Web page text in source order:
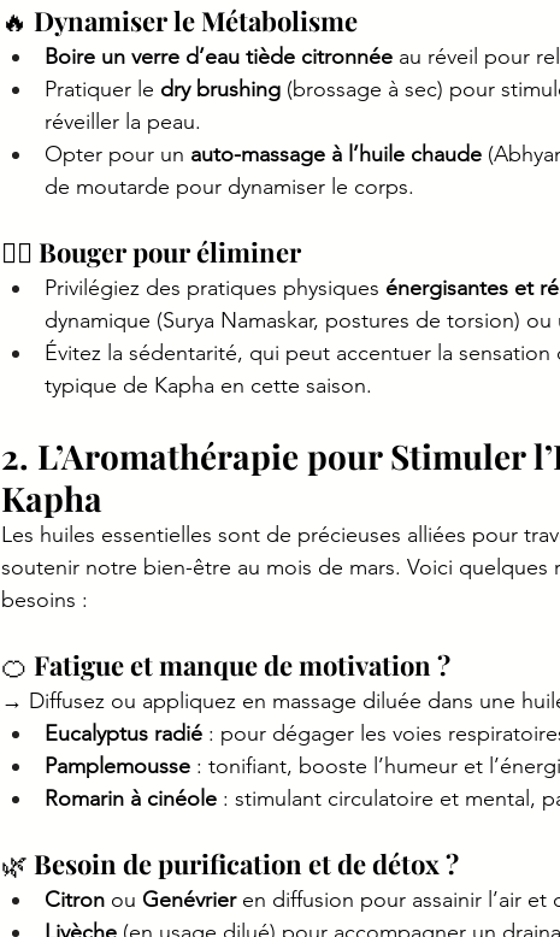
🔥 Dynamiser le Métabolisme
Boire un verre d’eau tiède citronnée au réveil pour
Pratiquer le dry brushing (brossage à sec) pour
réveiller la peau.
Opter pour un auto-massage à l’huile chaude
de moutarde pour dynamiser le corps.
🏃‍♀️ Bouger pour éliminer
Privilégiez des pratiques physiques énergisantes et
dynamique (Surya Namaskar, postures de torsion)
Évitez la sédentarité, qui peut accentuer la
typique de Kapha en cette saison.
2. L’Aromathérapie pour Stimuler
Kapha
Les huiles essentielles sont de précieuses alliées pour
soutenir notre bien-être au mois de mars. Voici quelques
besoins :
🍊 Fatigue et manque de motivation ?
→ Diffusez ou appliquez en massage diluée dans une
Eucalyptus radié : pour dégager les voies
Pamplemousse : tonifiant, booste l’humeur et
Romarin à cinéole : stimulant circulatoire et mental,
🌿 Besoin de purification et de détox ?
Citron ou Genévrier en diffusion pour assainir l’air et
Livèche (en usage dilué) pour accompagner un